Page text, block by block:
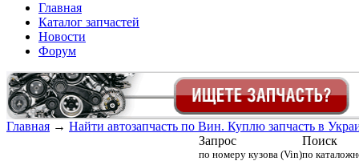
Главная
Каталог запчастей
Новости
Форум
Главная → Найти автозапчасть по Вин. Куплю запчасть в
Запрос
по номеру кузова (Vin)
Поиск
по